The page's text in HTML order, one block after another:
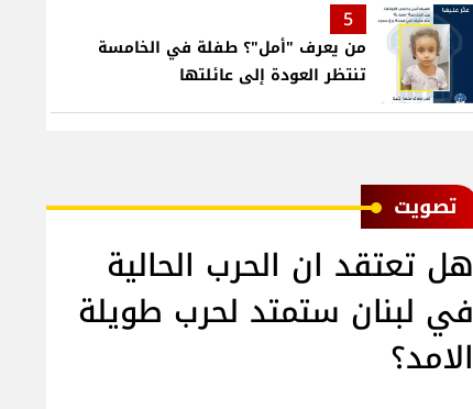
5
من يعرف "أمل"؟ طفلة في الخامسة
تنتظر العودة إلى عائلتها
ﺗﺼﻮﻳﺖ
هل تعتقد ان الحرب الحالية
في لبنان ستمتد لحرب طويلة
الامد؟